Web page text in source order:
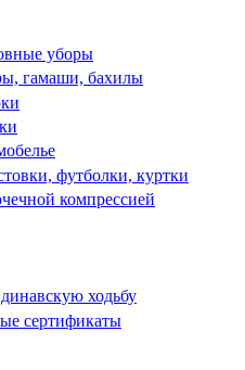
уборы
гамаши, бахилы
футболки, куртки
компрессией
ходьбу
сертификаты